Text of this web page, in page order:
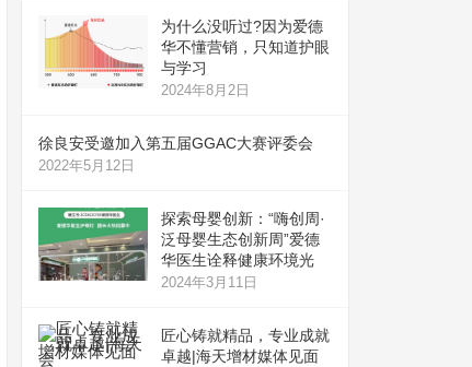
为什么没听过?因为爱德
华不懂营销，只知道护眼
与学习
2024年8月2日
徐良安受邀加入第五届GGAC大赛评委会
2022年5月12日
探索母婴创新：“嗨创周·
泛母婴生态创新周”爱德
华医生诠释健康环境光
2024年3月11日
匠心铸就精品，专业成就
卓越|海天增材媒体见面